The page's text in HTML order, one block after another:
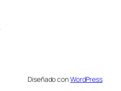
Diseñado conWordPress